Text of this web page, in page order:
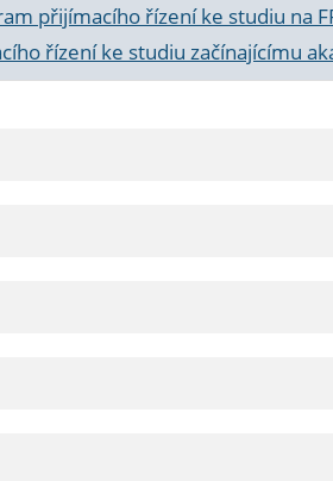
přijímacího řízení ke studiu na
řízení ke studiu začínajícímu